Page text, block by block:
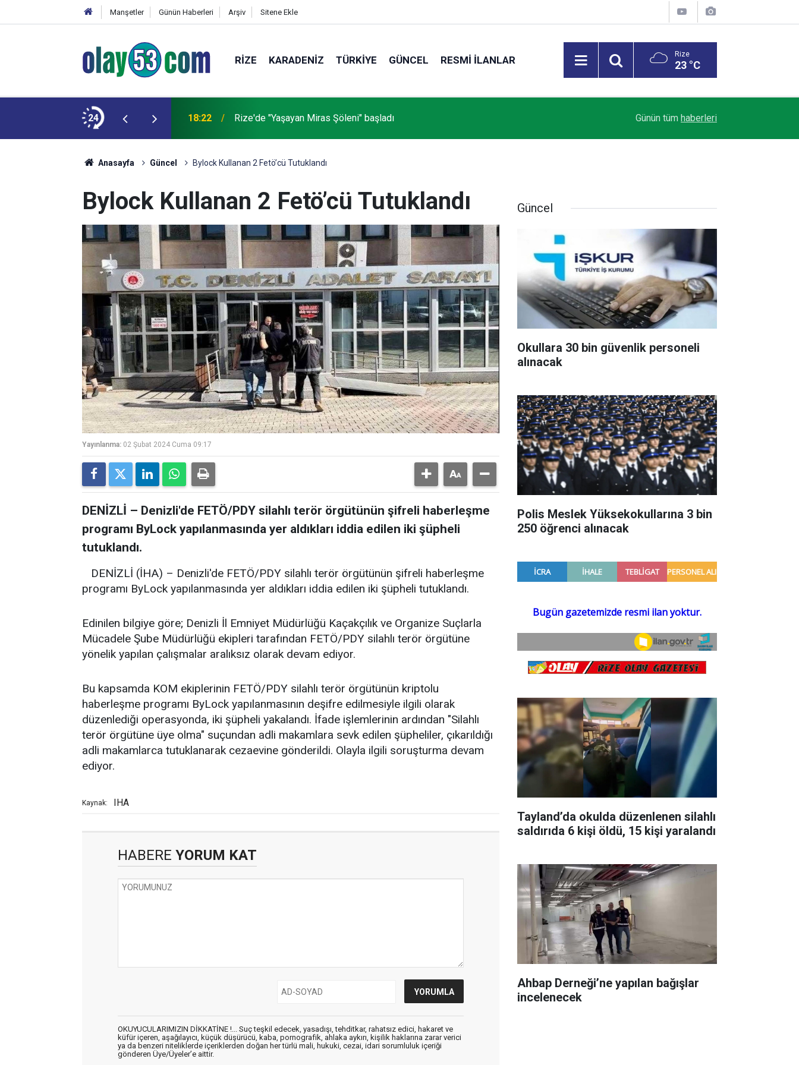
Manşetler Günün Haberleri Arşiv Sitene Ekle
RIZE KARADENIZ TÜRKIYE GÜNCEL RESMI İLANLAR Rize
23 °C
24
durumu ağır 18:22 Rize'de "Yaşayan Miras Şöleni" başladı Günün tüm haberleri
Anasayfa Güncel Bylock Kullanan 2 Fetö’cü Tutuklandı
Bylock Kullanan 2 Fetö’cü Tutuklandı
Yayınlanma: 02 Şubat 2024 Cuma 09:17
DENİZLİ – Denizli'de FETÖ/PDY silahlı terör örgütünün şifreli haberleşme
programı ByLock yapılanmasında yer aldıkları iddia edilen iki şüpheli
tutuklandı.
DENİZLİ (İHA) – Denizli'de FETÖ/PDY silahlı terör örgütünün şifreli haberleşme
programı ByLock yapılanmasında yer aldıkları iddia edilen iki şüpheli tutuklandı.
Edinilen bilgiye göre; Denizli İl Emniyet Müdürlüğü Kaçakçılık ve Organize Suçlarla
Mücadele Şube Müdürlüğü ekipleri tarafından FETÖ/PDY silahlı terör örgütüne
yönelik yapılan çalışmalar aralıksız olarak devam ediyor.
Bu kapsamda KOM ekiplerinin FETÖ/PDY silahlı terör örgütünün kriptolu
haberleşme programı ByLock yapılanmasının deşifre edilmesiyle ilgili olarak
düzenlediği operasyonda, iki şüpheli yakalandı. İfade işlemlerinin ardından "Silahlı
terör örgütüne üye olma" suçundan adli makamlara sevk edilen şüpheliler, çıkarıldığı
adli makamlarca tutuklanarak cezaevine gönderildi. Olayla ilgili soruşturma devam
ediyor.
Kaynak: IHA
HABERE YORUM KAT
OKUYUCULARIMIZIN DİKKATİNE !... Suç teşkil edecek, yasadışı, tehditkar, rahatsız edici, hakaret ve
küfür içeren, aşağılayıcı, küçük düşürücü, kaba, pornografik, ahlaka aykırı, kişilik haklarına zarar verici
ya da benzeri niteliklerde içeriklerden doğan her türlü mali, hukuki, cezai, idari sorumluluk içeriği
gönderen Üye/Üyeler’e aittir.
Güncel
Okullara 30 bin güvenlik personeli
alınacak
Polis Meslek Yüksekokullarına 3 bin
250 öğrenci alınacak
Tayland’da okulda düzenlenen silahlı
saldırıda 6 kişi öldü, 15 kişi yaralandı
Ahbap Derneği’ne yapılan bağışlar
incelenecek